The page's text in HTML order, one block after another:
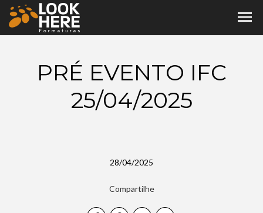
menu
PRÉ EVENTO IFC
25/04/2025
28/04/2025
Compartilhe